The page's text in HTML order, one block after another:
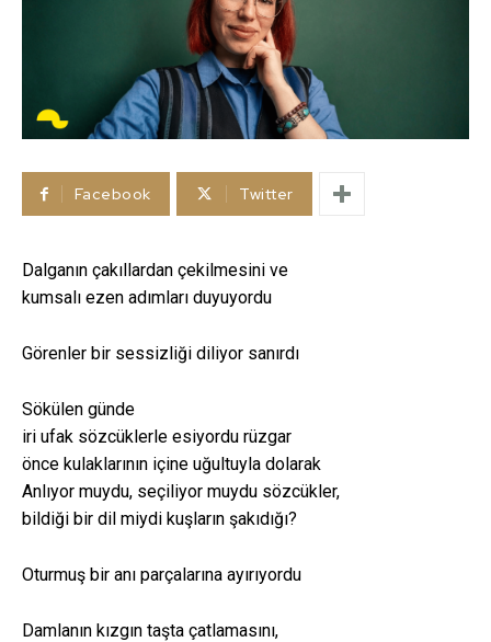
Facebook Twitter
Dalganın çakıllardan çekilmesini ve
kumsalı ezen adımları duyuyordu
Görenler bir sessizliği diliyor sanırdı
Sökülen günde
iri ufak sözcüklerle esiyordu rüzgar
önce kulaklarının içine uğultuyla dolarak
Anlıyor muydu, seçiliyor muydu sözcükler,
bildiği bir dil miydi kuşların şakıdığı?
Oturmuş bir anı parçalarına ayırıyordu
Damlanın kızgın taşta çatlamasını,